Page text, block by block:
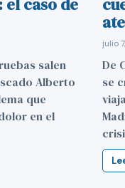
salen
Alberto
que
en el
julio
De
se